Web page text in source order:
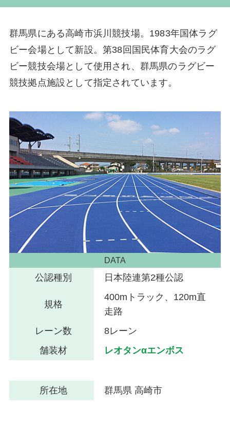
群馬県にある高崎市浜川競技場。1983年国体ラグ
ビー会場として新設。第38回国民体育大会のラグ
ビー競技会場として使用され、群馬県のラグビー
競技拠点施設として指定されています。
DATA
公認種別 日本陸連第2種公認
規格
400mトラック、120m直
走路
レーン数
8レーン
舗装材
レオタンαエンボス
所在地 群馬県 高崎市